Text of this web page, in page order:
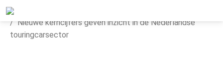
Home
Nieuwe kerncijfers geven inzicht in de Nederlandse
touringcarsector